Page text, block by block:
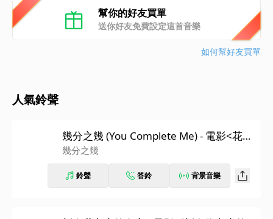
幫你的好友買單
送你好友免費設定這首音樂
如何幫好友買單
人氣鈴聲
幾分之幾 (You Complete Me) - 電影<花甲
大人轉男孩>主題曲
幾分之幾
鈴聲 答鈴 背景音樂